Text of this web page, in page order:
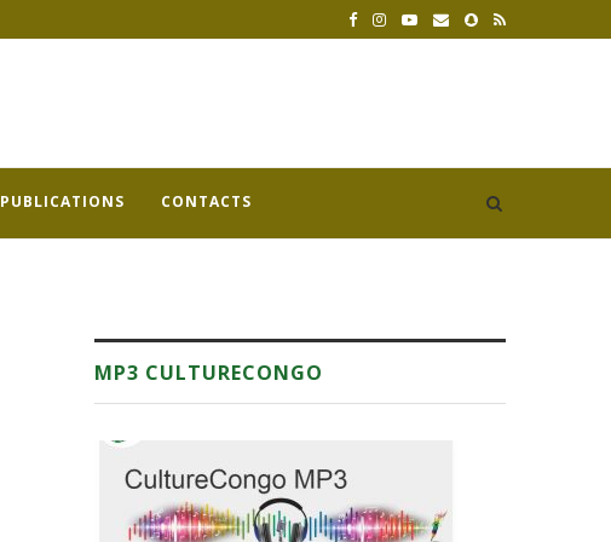
PUBLICATIONS CONTACTS
MP3 CULTURECONGO